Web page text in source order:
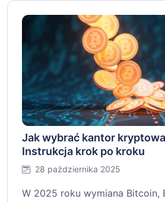
Jak wybrać kantor
Instrukcja krok po kroku
28 października 2025
W 2025 roku wymiana Bitcoin,